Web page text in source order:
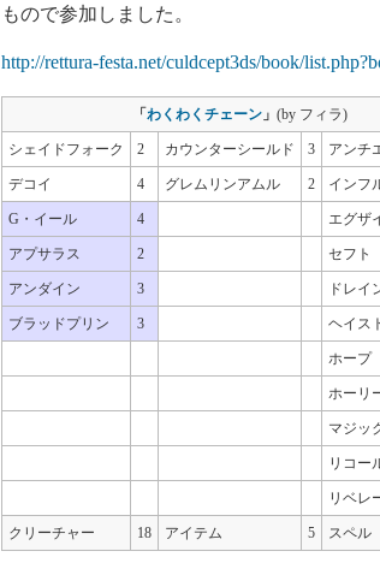
もので参加しました。
http://rettura-festa.net/culdcept3ds/book/
「 わくわくチェーン 」 (by フィラ)
シェイドフォーク 2 カウンターシールド 3 アンチ
デコイ 4 グレムリンアムル 2 インフ
G・イール 4 エグザ
アプサラス 2 セフト
アンダイン 3 ドレイ
ブラッドプリン 3 ヘイス
ホープ
ホーリ
マジッ
リコー
リベレ
クリーチャー 18 アイテム 5 スペル